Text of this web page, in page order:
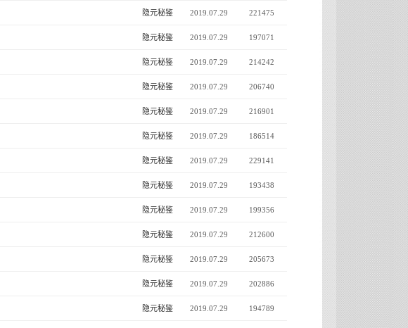
隐元秘鉴 2019.07.29 221475
隐元秘鉴 2019.07.29 197071
隐元秘鉴 2019.07.29 214242
隐元秘鉴 2019.07.29 206740
隐元秘鉴 2019.07.29 216901
隐元秘鉴 2019.07.29 186514
隐元秘鉴 2019.07.29 229141
隐元秘鉴 2019.07.29 193438
隐元秘鉴 2019.07.29 199356
隐元秘鉴 2019.07.29 212600
隐元秘鉴 2019.07.29 205673
隐元秘鉴 2019.07.29 202886
隐元秘鉴 2019.07.29 194789